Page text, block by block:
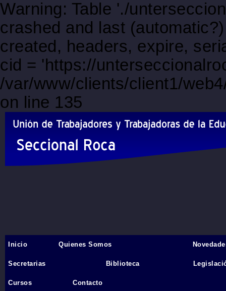
Warning: Table './
crashed and last
created, headers, expire,
cid = 'https://
/var/www/clients/client1/
on line 135
Inicio
Inicio Quienes Somos
Secretarias Biblioteca
Cursos Contacto